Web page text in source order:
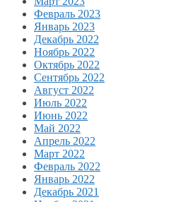
Февраль 2023
Январь 2023
Декабрь 2022
Ноябрь 2022
Октябрь 2022
Сентябрь 2022
Август 2022
Июль 2022
Июнь 2022
Май 2022
Апрель 2022
Март 2022
Февраль 2022
Январь 2022
Декабрь 2021